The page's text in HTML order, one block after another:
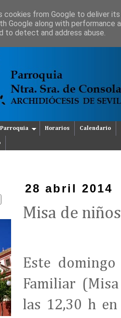
Parroquia Horarios Calendario
28 abril 2014
Misa de
Este
Familiar
las 12,30 h
cookies from Google to deliver
Google along with
to detect and address abuse.